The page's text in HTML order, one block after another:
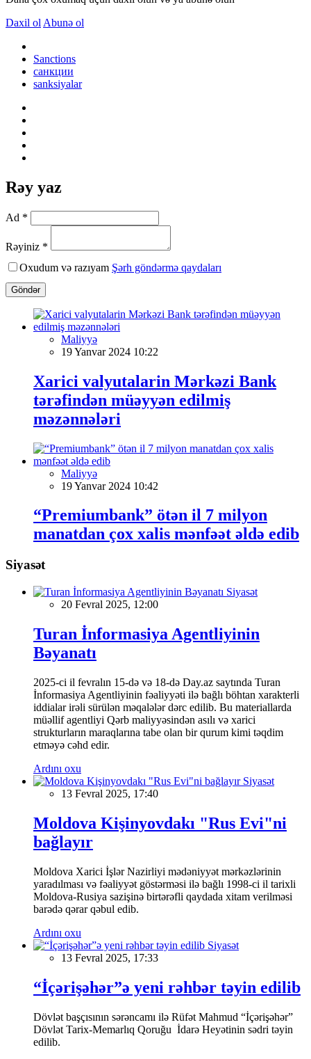
Daxil ol Abunə ol
Sanctions
санкции
sanksiyalar
Rəy yaz
Ad *
Rəyiniz *
Oxudum və razıyam Şərh göndərmə qaydaları
Göndər
Maliyyə
19 Yanvar 2024 10:22
Xarici valyutalarin Mərkəzi Bank
tərəfindən müəyyən edilmiş
məzənnələri
Maliyyə
19 Yanvar 2024 10:42
“Premiumbank” ötən il 7 milyon
manatdan çox xalis mənfəət əldə edib
Siyasət
Siyasət
20 Fevral 2025, 12:00
Turan İnformasiya Agentliyinin
Bəyanatı
2025-ci il fevralın 15-də və 18-də Day.az saytında Turan
İnformasiya Agentliyinin fəaliyyəti ilə bağlı böhtan xarakterli
iddialar irəli sürülən məqalələr dərc edilib. Bu materiallarda
müəllif agentliyi Qərb maliyyəsindən asılı və xarici
strukturların maraqlarına tabe olan bir qurum kimi təqdim
etməyə cəhd edir.
Ardını oxu
Siyasət
13 Fevral 2025, 17:40
Moldova Kişinyovdakı "Rus Evi"ni
bağlayır
Moldova Xarici İşlər Nazirliyi mədəniyyət mərkəzlərinin
yaradılması və fəaliyyət göstərməsi ilə bağlı 1998-ci il tarixli
Moldova-Rusiya sazişinə birtərəfli qaydada xitam verilməsi
barədə qərar qəbul edib.
Ardını oxu
Siyasət
13 Fevral 2025, 17:33
“İçərişəhər”ə yeni rəhbər təyin edilib
Dövlət başçısının sərəncamı ilə Rüfət Mahmud “İçərişəhər”
Dövlət Tarix-Memarlıq Qoruğu İdarə Heyətinin sədri təyin
edilib.